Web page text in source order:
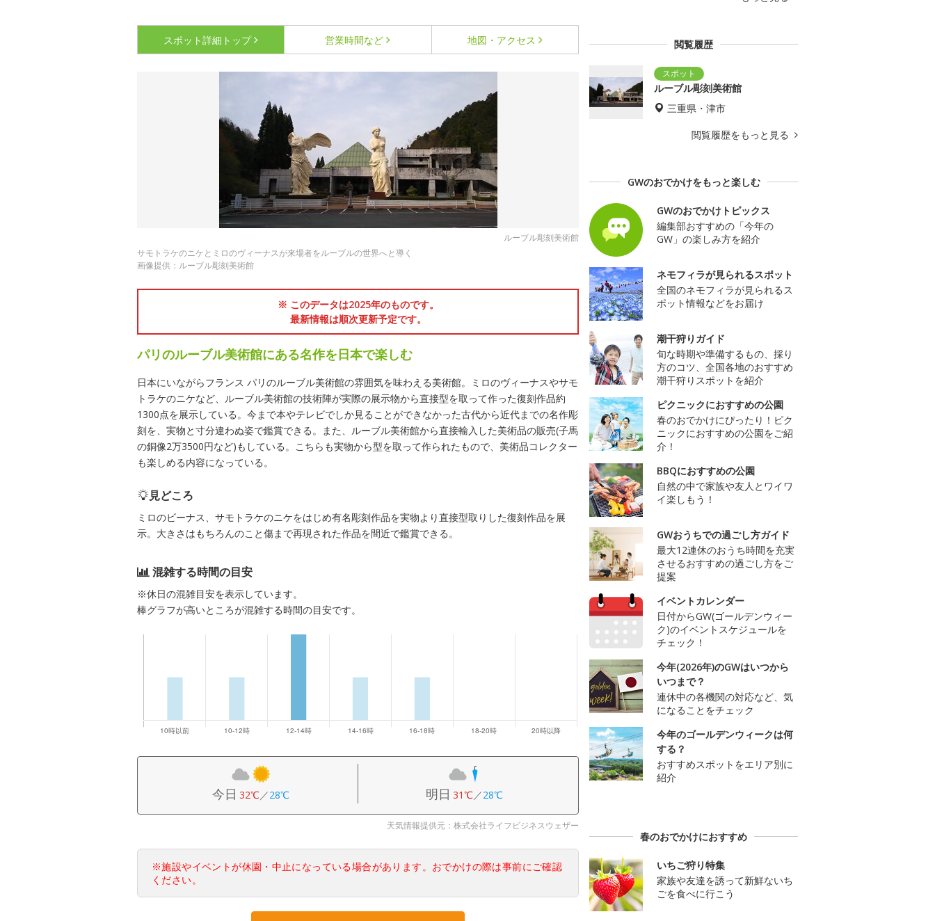
スポット詳細 トップ 営業時間など 地図・アクセス
ルーブル彫刻美術館
サモトラケのニケとミロのヴィーナスが来場者をルーブルの世界へと導く
画像提供：ルーブル彫刻美術館
※ このデータは2025年のものです。
最新情報は順次更新予定です。
パリのルーブル美術館にある名作を日本で楽しむ
日本にいながらフランス パリのルーブル美術館の雰囲気を味わえる美術館。ミロのヴィーナスやサモ
トラケのニケなど、ルーブル美術館の技術陣が実際の展示物から直接型を取って作った復刻作品約
1300点を展示している。今まで本やテレビでしか見ることができなかった古代から近代までの名作彫
刻を、実物と寸分違わぬ姿で鑑賞できる。また、ルーブル美術館から直接輸入した美術品の販売(子馬
の銅像2万3500円など)もしている。こちらも実物から型を取って作られたもので、美術品コレクター
も楽しめる内容になっている。
見どころ
ミロのビーナス、サモトラケのニケをはじめ有名彫刻作品を実物より直接型取りした復刻作品を展
示。大きさはもちろんのこと傷まで再現された作品を間近で鑑賞できる。
混雑する時間の目安
※休日の混雑目安を表示しています。
棒グラフが高いところが混雑する時間の目安です。
今日 32℃／28℃ 明日 31℃／28℃
天気情報提供元：株式会社ライフビジネスウェザー
※施設やイベントが休園・中止になっている場合があります。おでかけの際は事前にご確認
ください。
閲覧履歴
ルーブル彫刻美術館
三重県・津市
閲覧履歴をもっと見る
GWのおでかけをもっと楽しむ
GWのおでかけトピックス
編集部おすすめの「今年の
GW」の楽しみ方を紹介
ネモフィラが見られるスポット
全国のネモフィラが見られるス
ポット情報などをお届け
潮干狩りガイド
旬な時期や準備するもの、採り
方のコツ、全国各地のおすすめ
潮干狩りスポットを紹介
ピクニックにおすすめの公園
春のおでかけにぴったり！ピク
ニックにおすすめの公園をご紹
介！
BBQにおすすめの公園
自然の中で家族や友人とワイワ
イ楽しもう！
GWおうちでの過ごし方ガイド
最大12連休のおうち時間を充実
させるおすすめの過ごし方をご
提案
イベントカレンダー
日付からGW(ゴールデンウィー
ク)のイベントスケジュールを
チェック！
今年(2026年)のGWはいつから
いつまで？
連休中の各機関の対応など、気
になることをチェック
今年のゴールデンウィークは何
する？
おすすめスポットをエリア別に
紹介
春のおでかけにおすすめ
いちご狩り特集
家族や友達を誘って新鮮ないち
ごを食べに行こう